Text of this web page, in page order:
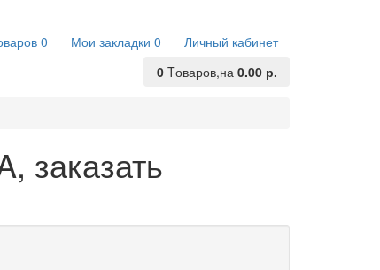
Личный кабинет
Мои закладки 0
0
0 Tоваров,на 0.00 р.
заказать